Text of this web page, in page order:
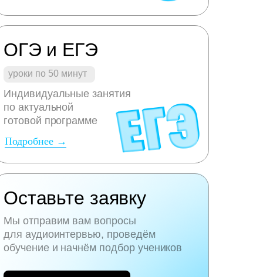
Мы отправим вам вопросы
для аудиоинтервью, проведём
обучение и начнём подбор учеников
Оставьте заявку
Подробнее →
ОГЭ и ЕГЭ
уроки по 50 минут
Индивидуальные занятия
по актуальной
готовой программе